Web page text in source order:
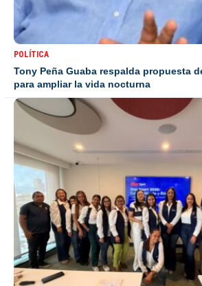
POLÍTICA
Tony Peña Guaba respalda propuesta
para ampliar la vida nocturna